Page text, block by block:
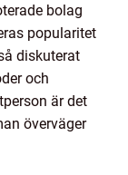
bolag
popularitet
diskuterat
och
är det
överväger